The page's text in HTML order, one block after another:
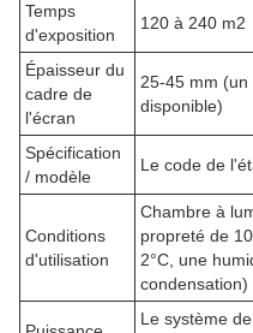
Temps
d'exposition
120 à 240 m2
Épaisseur du
cadre de
l'écran
25-45 mm
disponible)
Spécification
/ modèle
Le code de
Conditions
d'utilisation
Chambre à
propreté de
2°C, une
condensation)
Le système